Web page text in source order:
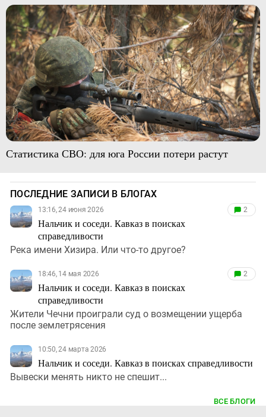
Статистика СВО: для юга России потери растут
ПОСЛЕДНИЕ ЗАПИСИ В БЛОГАХ
13:16, 24 июня 2026
Нальчик и соседи. Кавказ в поисках
справедливости
2
Река имени Хизира. Или что-то другое?
18:46, 14 мая 2026
Нальчик и соседи. Кавказ в поисках
справедливости
2
Жители Чечни проиграли суд о возмещении ущерба
после землетрясения
10:50, 24 марта 2026
Нальчик и соседи. Кавказ в поисках справедливости
Вывески менять никто не спешит...
ВСЕ БЛОГИ